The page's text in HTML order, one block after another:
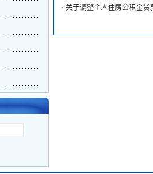
· 关于调整个人住房公积金贷